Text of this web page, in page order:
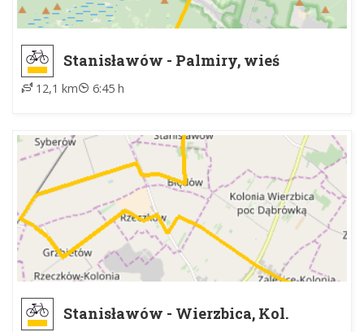
Stanisławów - Palmiry, wieś
12,1 km 6:45 h
Stanisławów - Wierzbica, Kol.